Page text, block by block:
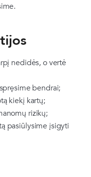
nedidės, o vertė
bendrai;
kiekį kartų;
rizikų;
pasiūlysime įsigyti